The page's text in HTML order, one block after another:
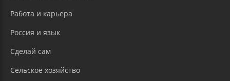
Работа и карьера
Россия и язык
Сделай сам
Сельское хозяйство